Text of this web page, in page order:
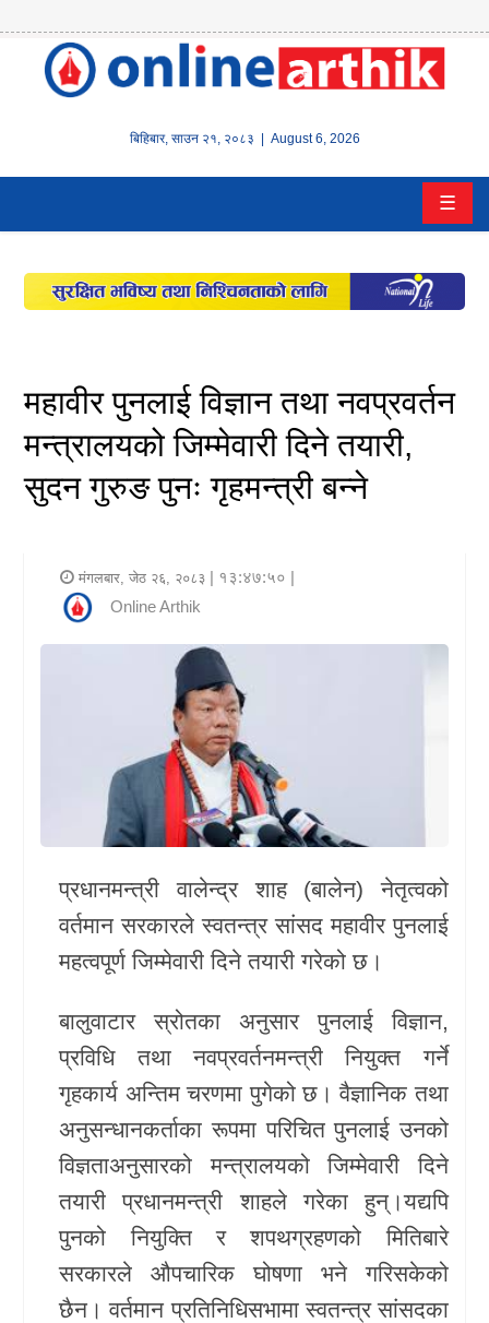
बिहिबार, साउन २१, २०८३ | August 6, 2026
होम
वित्त
इन्स्योरेन्स
पूँजीबजार
अटो
कला
राजनीति
शिक्षा
स्वास्थ्य
खेलकुद
Unicode
☰
महावीर पुनलाई विज्ञान तथा नवप्रवर्तन
मन्त्रालयको जिम्मेवारी दिने तयारी,
सुदन गुरुङ पुनः गृहमन्त्री बन्ने
मंगलबार, जेठ २६, २०८३ | १३:४७:५० |
Online Arthik
प्रधानमन्त्री वालेन्द्र शाह (बालेन) नेतृत्वको
वर्तमान सरकारले स्वतन्त्र सांसद महावीर पुनलाई
महत्वपूर्ण जिम्मेवारी दिने तयारी गरेको छ।
बालुवाटार स्रोतका अनुसार पुनलाई विज्ञान,
प्रविधि तथा नवप्रवर्तनमन्त्री नियुक्त गर्ने
गृहकार्य अन्तिम चरणमा पुगेको छ। वैज्ञानिक तथा
अनुसन्धानकर्ताका रूपमा परिचित पुनलाई उनको
विज्ञताअनुसारको मन्त्रालयको जिम्मेवारी दिने
तयारी प्रधानमन्त्री शाहले गरेका हुन्।यद्यपि
पुनको नियुक्ति र शपथग्रहणको मितिबारे
सरकारले औपचारिक घोषणा भने गरिसकेको
छैन। वर्तमान प्रतिनिधिसभामा स्वतन्त्र सांसदका